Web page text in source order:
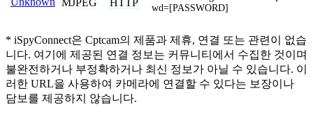
wd=[PASSWORD]
* iSpyConnect은 Cptcam의 제품과 제휴, 연결 또는 관련이 없습
니다. 여기에 제공된 연결 정보는 커뮤니티에서 수집한 것이며
불완전하거나 부정확하거나 최신 정보가 아닐 수 있습니다. 이
러한 URL을 사용하여 카메라에 연결할 수 있다는 보장이나
담보를 제공하지 않습니다.